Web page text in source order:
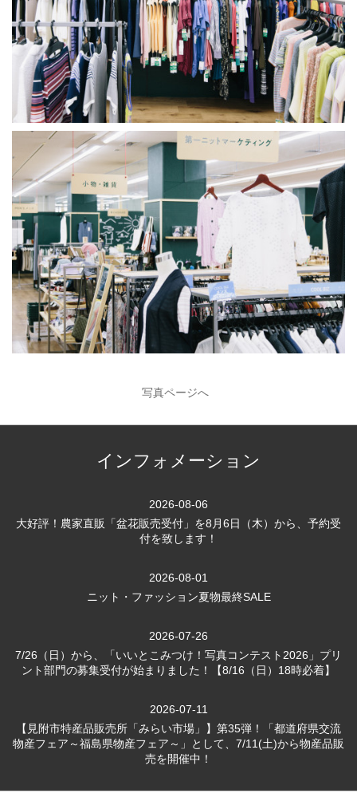
写真ページへ
インフォメーション
2026-08-06
大好評！農家直販「盆花販売受付」を8月6日（木）から、予約受
付を致します！
2026-08-01
ニット・ファッション夏物最終SALE
2026-07-26
7/26（日）から、「いいとこみつけ！写真コンテスト2026」プリ
ント部門の募集受付が始まりました！【8/16（日）18時必着】
2026-07-11
【見附市特産品販売所「みらい市場」】第35弾！「都道府県交流
物産フェア～福島県物産フェア～」として、7/11(土)から物産品販
売を開催中！